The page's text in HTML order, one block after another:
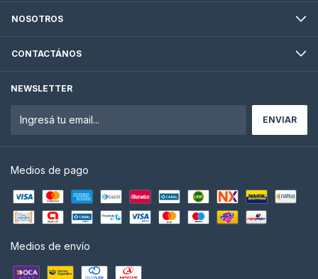
NOSOTROS
CONTACTÁNOS
NEWSLETTER
Medios de pago
Medios de envío